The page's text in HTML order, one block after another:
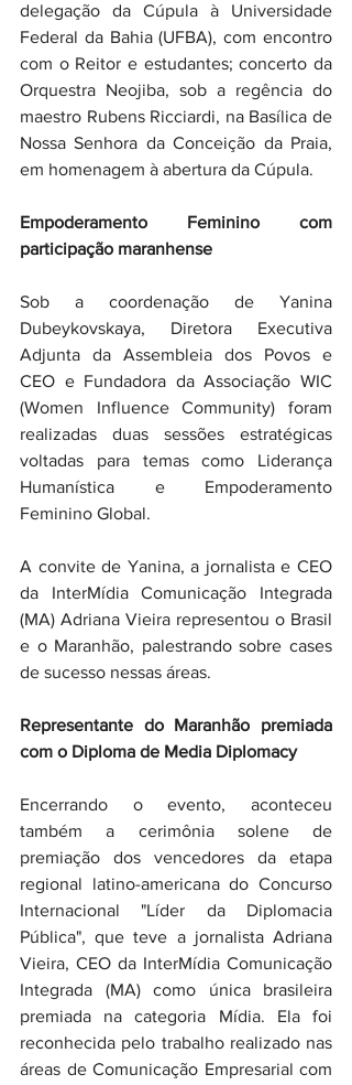
delegação da Cúpula à Universidade
Federal da Bahia (UFBA), com encontro
com o Reitor e estudantes; concerto da
Orquestra Neojiba, sob a regência do
maestro Rubens Ricciardi, na Basílica de
Nossa Senhora da Conceição da Praia,
em homenagem à abertura da Cúpula.
Empoderamento Feminino com
participação maranhense
Sob a coordenação de Yanina
Dubeykovskaya, Diretora Executiva
Adjunta da Assembleia dos Povos e
CEO e Fundadora da Associação WIC
(Women Influence Community) foram
realizadas duas sessões estratégicas
voltadas para temas como Liderança
Humanística e Empoderamento
Feminino Global.
A convite de Yanina, a jornalista e CEO
da InterMídia Comunicação Integrada
(MA) Adriana Vieira representou o Brasil
e o Maranhão, palestrando sobre cases
de sucesso nessas áreas.
Representante do Maranhão premiada
com o Diploma de Media Diplomacy
Encerrando o evento, aconteceu
também a cerimônia solene de
premiação dos vencedores da etapa
regional latino-americana do Concurso
Internacional "Líder da Diplomacia
Pública", que teve a jornalista Adriana
Vieira, CEO da InterMídia Comunicação
Integrada (MA) como única brasileira
premiada na categoria Mídia. Ela foi
reconhecida pelo trabalho realizado nas
áreas de Comunicação Empresarial com